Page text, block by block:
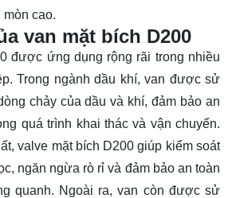
mòn cao.
van mặt bích D200
được ứng dụng rộng rãi trong nhiều
Trong ngành dầu khí, van được sử
chảy của dầu và khí, đảm bảo an
quá trình khai thác và vận chuyển.
valve mặt bích D200 giúp kiểm soát
ngăn ngừa rò rỉ và đảm bảo an toàn
quanh. Ngoài ra, van còn được sử